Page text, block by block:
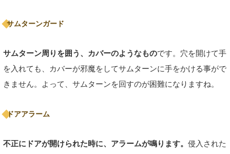
サムターンガード
サムターン周りを囲う、カバーのようなものです。穴を開けて手
を入れても、カバーが邪魔をしてサムターンに手をかける事がで
きません。よって、サムターンを回すのが困難になりますね。
ドアアラーム
不正にドアが開けられた時に、アラームが鳴ります。 侵入された